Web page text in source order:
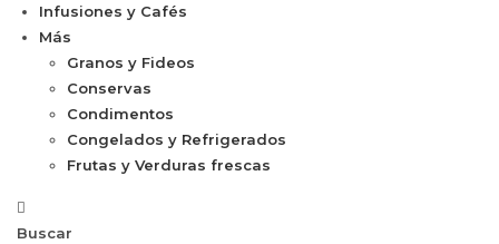
Infusiones y Cafés
Más
Granos y Fideos
Conservas
Condimentos
Congelados y Refrigerados
Frutas y Verduras frescas
Buscar